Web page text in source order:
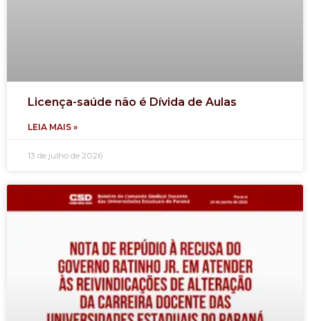
Licença-saúde não é Dívida de Aulas
LEIA MAIS »
13 de julho de 2026